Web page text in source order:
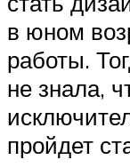
в юном
работы.
не знала,
пройдет